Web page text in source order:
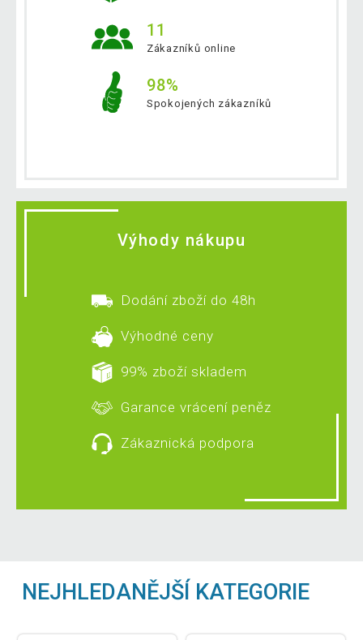
11
Zákazníků online
98%
Spokojených zákazníků
Výhody nákupu
Dodání zboží do 48h
Výhodné ceny
99% zboží skladem
Garance vrácení peněz
Zákaznická podpora
NEJHLEDANĚJŠÍ KATEGORIE